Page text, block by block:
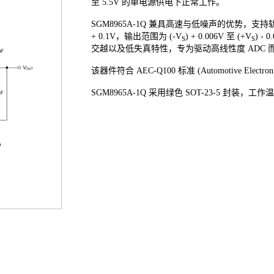
至 5.5V 的单电源供电下正常工作。
SGM8965A-1Q 兼具高速与低噪声的优势，支
+ 0.1V，输出范围为 (-VS) + 0.006V 至 (+VS) -
交越以及低失真特性，专为驱动高线性度 ADC
该器件符合 AEC-Q100 标准 (Automotive
SGM8965A-1Q 采用绿色 SOT-23-5 封装，工